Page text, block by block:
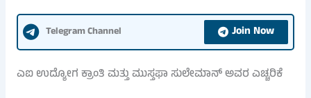
Telegram Channel Join Now
ಎಐ ಉದ್ಯೋಗ ಕ್ರಾಂತಿ ಮತ್ತು ಮುಸ್ತಫಾ ಸುಲೇಮಾನ್ ಅವರ ಎಚ್ಚರಿಕೆ